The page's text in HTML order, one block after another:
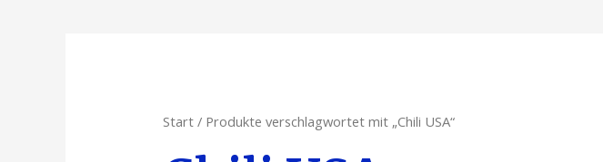
Start/ Produkte verschlagwortet mit „Chili USA“